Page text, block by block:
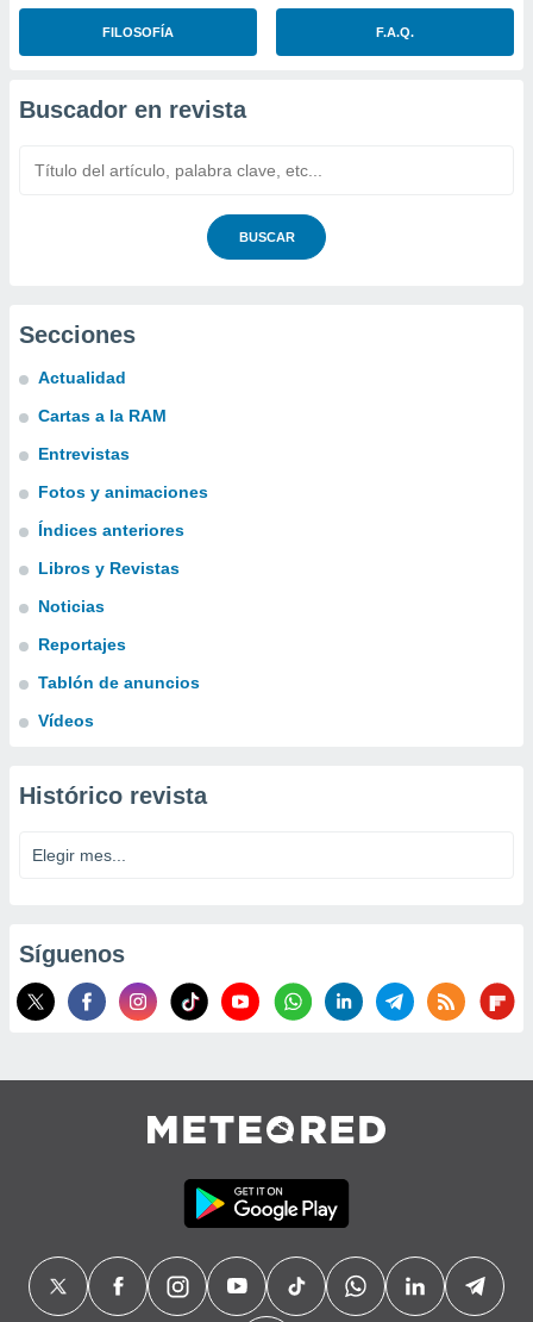
FILOSOFÍA F.A.Q.
Buscador en revista
BUSCAR
Secciones
Actualidad
Cartas a la RAM
Entrevistas
Fotos y animaciones
Índices anteriores
Libros y Revistas
Noticias
Reportajes
Tablón de anuncios
Vídeos
Histórico revista
Síguenos